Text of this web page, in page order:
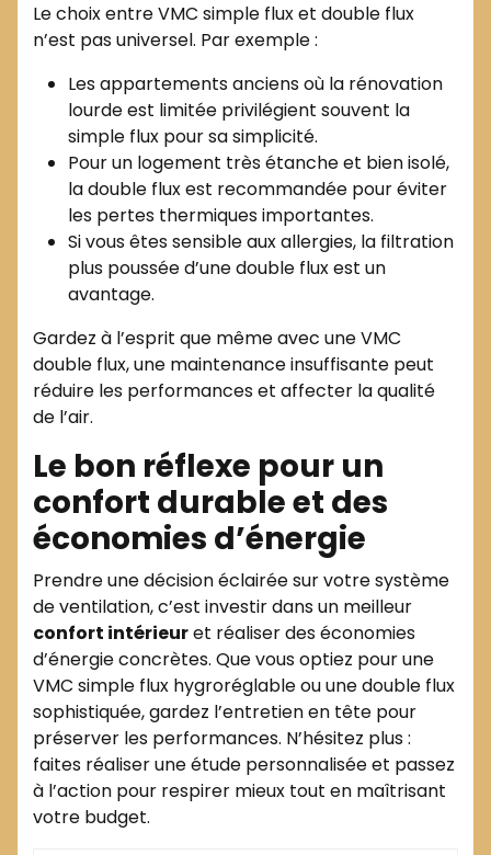
Le choix entre VMC simple flux et double flux
n’est pas universel. Par exemple :
Les appartements anciens où la rénovation
lourde est limitée privilégient souvent la
simple flux pour sa simplicité.
Pour un logement très étanche et bien isolé,
la double flux est recommandée pour éviter
les pertes thermiques importantes.
Si vous êtes sensible aux allergies, la filtration
plus poussée d’une double flux est un
avantage.
Gardez à l’esprit que même avec une VMC
double flux, une maintenance insuffisante peut
réduire les performances et affecter la qualité
de l’air.
Le bon réflexe pour un
confort durable et des
économies d’énergie
Prendre une décision éclairée sur votre système
de ventilation, c’est investir dans un meilleur
confort intérieuret réaliser des économies
d’énergie concrètes. Que vous optiez pour une
VMC simple flux hygroréglable ou une double flux
sophistiquée, gardez l’entretien en tête pour
préserver les performances. N’hésitez plus :
faites réaliser une étude personnalisée et passez
à l’action pour respirer mieux tout en maîtrisant
votre budget.